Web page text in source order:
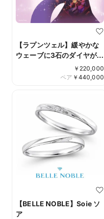
【ラプンツェル】緩やかな
ウェーブに3石のダイヤが輝
く Best day Ever￥ 220,000
￥ 440,000
ペア
【BELLE NOBLE】Soie ソ
ア